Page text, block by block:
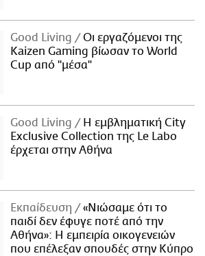
Good Living
Οι εργαζόμενοι της
Kaizen Gaming βίωσαν το World
Cup από "μέσα"
Good Living
Η εμβληματική City
Exclusive Collection της Le Labo
έρχεται στην Αθήνα
Εκπαίδευση
«Νιώσαμε ότι το
παιδί δεν έφυγε ποτέ από την
Αθήνα»: Η εμπειρία οικογενειών
που επέλεξαν σπουδές στην Κύπρο